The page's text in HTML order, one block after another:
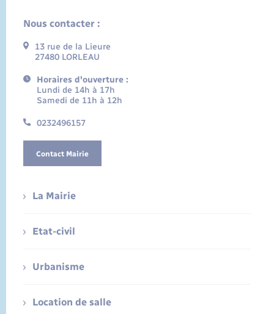
Nous contacter :
13 rue de la Lieure
27480 LORLEAU
Horaires d'ouverture :
Lundi de 14h à 17h
Samedi de 11h à 12h
0232496157
Contact Mairie
La Mairie
Etat-civil
Urbanisme
Location de salle